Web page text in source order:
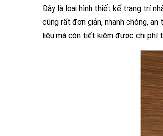
Đây là loại hình thiết kế trang trí
cũng rất đơn giản, nhanh chóng,
liệu mà còn tiết kiệm được chi phí